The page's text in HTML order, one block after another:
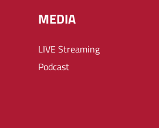
MEDIA
LIVE Streaming
Podcast